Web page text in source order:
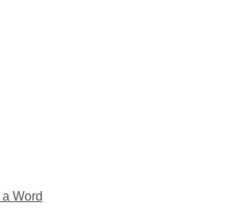
Word